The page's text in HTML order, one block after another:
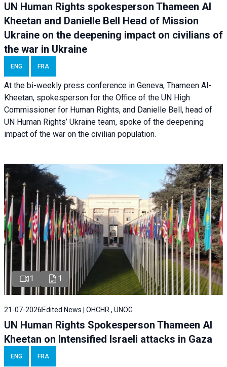
UN Human Rights spokesperson Thameen Al
Kheetan and Danielle Bell Head of Mission
Ukraine on the deepening impact on civilians of
the war in Ukraine
ENG FRA
At the bi-weekly press conference in Geneva, Thameen Al-
Kheetan, spokesperson for the Office of the UN High
Commissioner for Human Rights, and Danielle Bell, head of
UN Human Rights’ Ukraine team, spoke of the deepening
impact of the war on the civilian population.
1 1
21-07-2026 Edited News | OHCHR , UNOG
UN Human Rights Spokesperson Thameen Al
Kheetan on Intensified Israeli attacks in Gaza
ENG FRA